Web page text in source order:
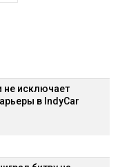
не исключает
в IndyCar